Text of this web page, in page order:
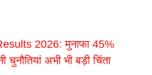
2026: मुनाफा 45%
अभी भी बड़ी चिंता